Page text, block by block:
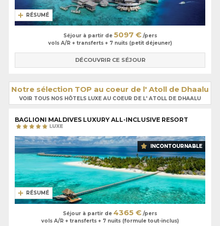
RÉSUMÉ
Séjour à partir de 5097 €/pers
vols A/R + transferts + 7 nuits (petit déjeuner)
DÉCOUVRIR CE SÉJOUR
Notre sélection TOP au coeur de l' Atoll de Dhaalu
VOIR TOUS NOS HÔTELS LUXE AU COEUR DE L' ATOLL DE DHAALU
BAGLIONI MALDIVES LUXURY ALL-INCLUSIVE RESORT
INCONTOURNABLE
RÉSUMÉ
Séjour à partir de 4365 € /pers
vols A/R + transferts + 7 nuits (formule tout-inclus)